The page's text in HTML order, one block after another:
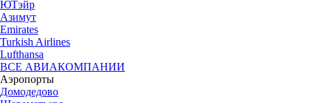
ЮТэйр
Азимут
Emirates
Turkish Airlines
Lufthansa
ВСЕ АВИАКОМПАНИИ
Аэропорты
Домодедово